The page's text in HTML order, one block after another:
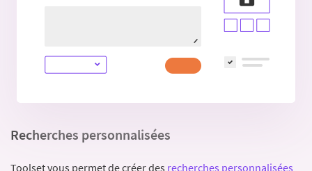
Recherches personnalisées
Toolset vous permet de créer des recherches personnalisées